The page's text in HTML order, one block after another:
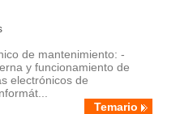
de mantenimiento: -
y funcionamiento de
electrónicos de
Temario